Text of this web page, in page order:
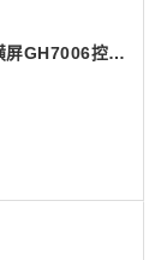
7寸MIPI TFT 液晶屏 800x480 触摸显示屏横屏GH7006控制芯片